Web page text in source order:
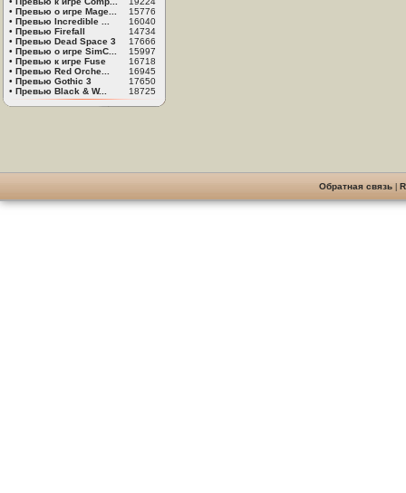
• Превью о игре Mage...
15776
• Превью Incredible ...
16040
• Превью Firefall
14734
• Превью Dead Space 3
17666
• Превью о игре SimC...
15997
• Превью к игре Fuse
16718
• Превью Red Orche...
16945
• Превью Gothic 3
17650
• Превью Black & W... 18725
Обратная связь